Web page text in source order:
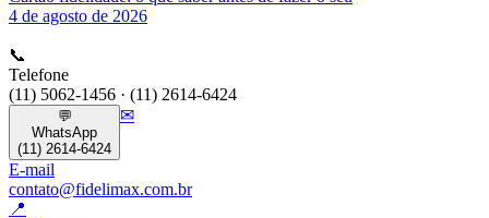
4 de agosto de 2026
📞
Telefone
(11) 5062-1456 · (11) 2614-6424
💬
WhatsApp
(11) 2614-6424
✉
E-mail
contato@fidelimax.com.br
📍